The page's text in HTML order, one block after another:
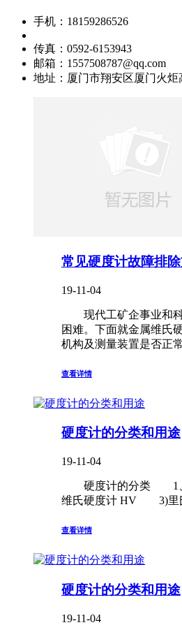
手机： 18159286526
传真： 0592-6153943
邮箱： 1557508787@qq.com
地址： 厦门市翔安区厦门火
常见硬度计故障排
19-11-04
现代工矿企事业和科
困难。下面就金属维氏
机构及测量装置是否正
查看详情
硬度计的分类和用途
19-11-04
硬度计的分类 1、
维氏硬度计 HV 3)里
查看详情
硬度计的分类和用途
19-11-04